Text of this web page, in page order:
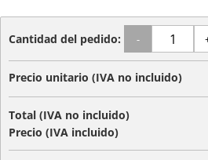
Cantidad del pedido: -
Precio unitario (IVA no incluido)
Total (IVA no incluido)
Precio (IVA incluido)